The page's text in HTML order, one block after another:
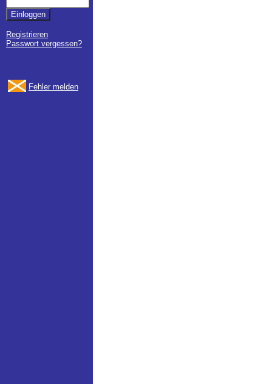
Registrieren
Passwort vergessen?
Fehler melden